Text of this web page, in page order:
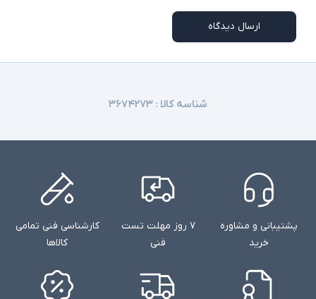
ارسال دیدگاه
شناسه کالا : ۳۶۷۴۲۷۳
پشتیبانی و مشاوره
خرید
۷ روز مهلت تست
فنی
کارشناسی فنی تمامی
کالاها